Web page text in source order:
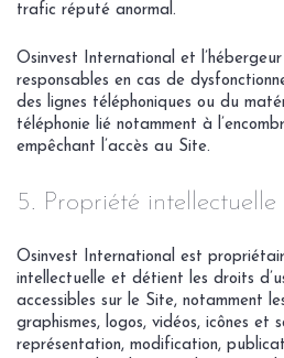
trafic réputé anormal.
Osinvest International et
responsables en cas de
des lignes téléphoniques ou du
téléphonie lié notamment à
empêchant l’accès au Site.
5. Propriété intellectuelle
Osinvest International est
intellectuelle et détient les droits
accessibles sur le Site, notamment
graphismes, logos, vidéos, icônes et
représentation, modification,